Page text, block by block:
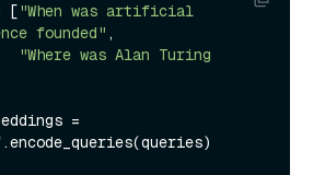
["When was artificial
founded" ,
"Where was Alan Turing
=